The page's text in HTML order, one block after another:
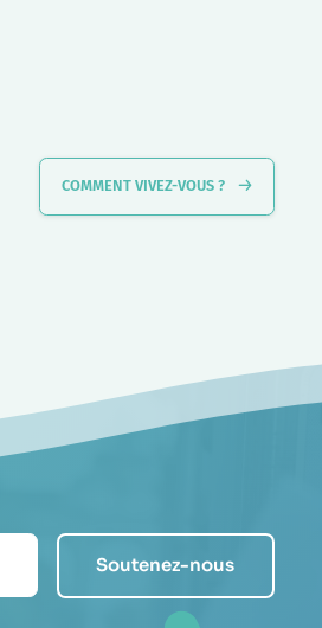
COMMENT VIVEZ-VOUS ?
Soutenez-nous